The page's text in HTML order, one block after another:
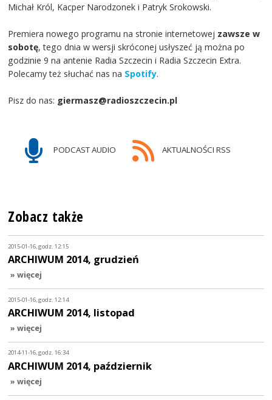
Michał Król, Kacper Narodzonek i Patryk Srokowski.
Premiera nowego programu na stronie internetowej zawsze w
sobotę, tego dnia w wersji skróconej usłyszeć ją można po
godzinie 9 na antenie Radia Szczecin i Radia Szczecin Extra.
Polecamy też słuchać nas na Spotify.
Pisz do nas: giermasz@radioszczecin.pl
PODCAST AUDIO AKTUALNOŚCI RSS
Zobacz także
2015-01-16, godz. 12:15
ARCHIWUM 2014, grudzień
» więcej
2015-01-16, godz. 12:14
ARCHIWUM 2014, listopad
» więcej
2014-11-16, godz. 16:34
ARCHIWUM 2014, październik
» więcej